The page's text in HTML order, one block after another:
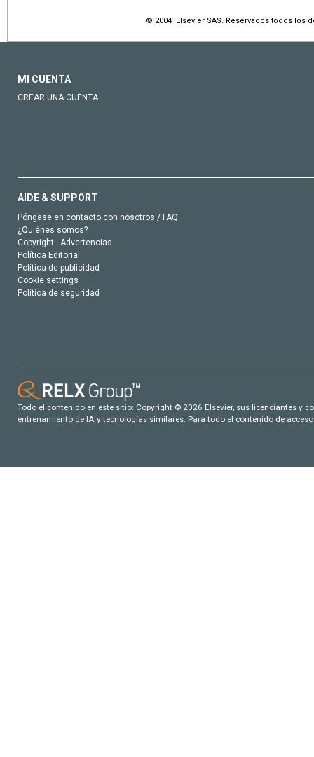
© 2004 Elsevier SAS. Reservados todos los
MI CUENTA
CREAR UNA CUENTA
AIDE & SUPPORT
Póngase en contacto con nosotros / FAQ
¿Quiénes somos?
Copyright - Advertencias
Política Editorial
Política de publicidad
Cookie settings
Política de seguridad
Todo el contenido en este sitio: Copyright © 2026 Elsevier, sus licenciantes y
entrenamiento de IA y tecnologías similares. Para todo el contenido de